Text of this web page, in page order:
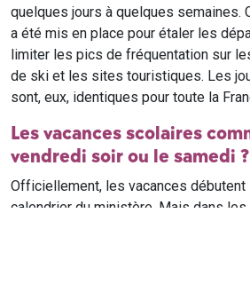
quelques jours à quelques semaines.
a été mis en place pour étaler les
limiter les pics de fréquentation sur
de ski et les sites touristiques. Les
sont, eux, identiques pour toute la
Les vacances scolaires
vendredi soir ou le samedi ?
Officiellement, les vacances
calendrier du ministère. Mais dans